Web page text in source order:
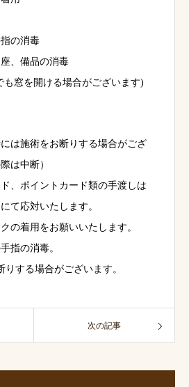
の消毒
、備品の消毒
も窓を開ける場合がございます)
は施術をお断りする場合がござ
は中断）
、ポイントカード類の手渡しは
て応対いたします。
の着用をお願いいたします。
指の消毒。
りする場合がございます。
次の記事